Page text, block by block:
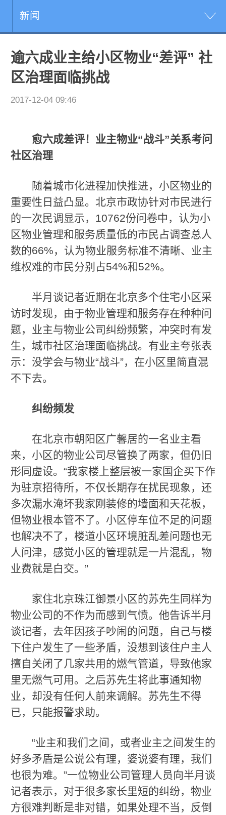
新闻
逾六成业主给小区物业“差评” 社
区治理面临挑战
2017-12-04 09:46
愈六成差评！业主物业“战斗”关系考问
社区治理
随着城市化进程加快推进，小区物业的
重要性日益凸显。北京市政协针对市民进行
的一次民调显示，10762份问卷中，认为小
区物业管理和服务质量低的市民占调查总人
数的66%，认为物业服务标准不清晰、业主
维权难的市民分别占54%和52%。
半月谈记者近期在北京多个住宅小区采
访时发现，由于物业管理和服务存在种种问
题，业主与物业公司纠纷频繁，冲突时有发
生，城市社区治理面临挑战。有业主夸张表
示：没学会与物业“战斗”，在小区里简直混
不下去。
纠纷频发
在北京市朝阳区广馨居的一名业主看
来，小区的物业公司尽管换了两家，但仍旧
形同虚设。“我家楼上整层被一家国企买下作
为驻京招待所，不仅长期存在扰民现象，还
多次漏水淹坏我家刚装修的墙面和天花板，
但物业根本管不了。小区停车位不足的问题
也解决不了，楼道小区环境脏乱差问题也无
人问津，感觉小区的管理就是一片混乱，物
业费就是白交。”
家住北京珠江御景小区的苏先生同样为
物业公司的不作为而感到气愤。他告诉半月
谈记者，去年因孩子吵闹的问题，自己与楼
下住户发生了一些矛盾，没想到该住户主人
擅自关闭了几家共用的燃气管道，导致他家
里无燃气可用。之后苏先生将此事通知物
业，却没有任何人前来调解。苏先生不得
已，只能报警求助。
“业主和我们之间，或者业主之间发生的
好多矛盾是公说公有理，婆说婆有理，我们
也很为难。”一位物业公司管理人员向半月谈
记者表示，对于很多家长里短的纠纷，物业
方很难判断是非对错，如果处理不当，反倒